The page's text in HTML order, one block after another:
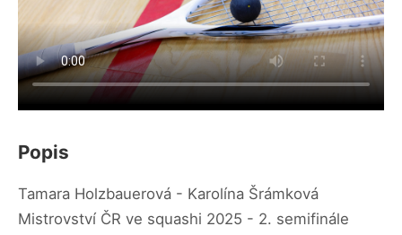
Popis
Tamara Holzbauerová - Karolína Šrámková
Mistrovství ČR ve squashi 2025 - 2. semifinále